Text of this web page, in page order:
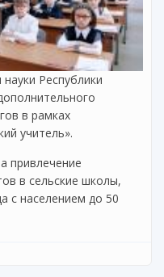
Республики
в рамках
учитель».
привлечение
в сельские школы,
с населением до 50
объявлен дополнительный